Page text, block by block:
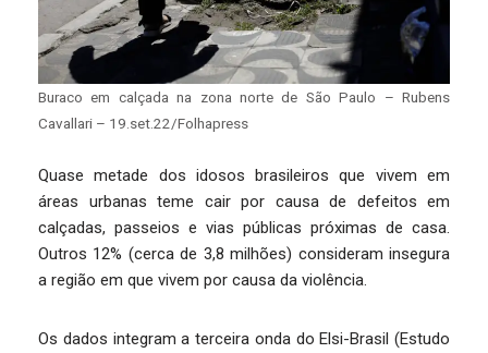
Buraco em calçada na zona norte de São Paulo – Rubens
Cavallari – 19.set.22/Folhapress
Quase metade dos idosos brasileiros que vivem em
áreas urbanas teme cair por causa de defeitos em
calçadas, passeios e vias públicas próximas de casa.
Outros 12% (cerca de 3,8 milhões) consideram insegura
a região em que vivem por causa da violência.
Os dados integram a terceira onda do Elsi-Brasil (Estudo